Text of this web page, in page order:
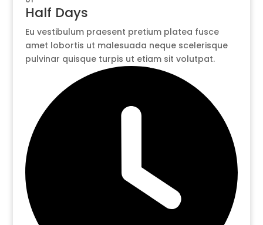
Half Days
Eu vestibulum praesent pretium platea fusce
amet lobortis ut malesuada neque scelerisque
pulvinar quisque turpis ut etiam sit volutpat.​